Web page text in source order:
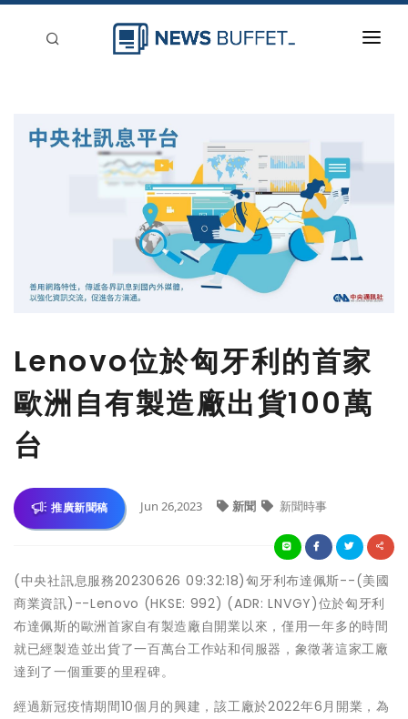
Lenovo位於匈牙利的首家
歐洲自有製造廠出貨100萬
台
推廣新聞稿 Jun 26,2023 新聞 新聞時事
(中央社訊息服務20230626 09:32:18)匈牙利布達佩斯--(美國
商業資訊)--Lenovo (HKSE: 992) (ADR: LNVGY)位於匈牙利
布達佩斯的歐洲首家自有製造廠自開業以來，僅用一年多的時間
就已經製造並出貨了一百萬台工作站和伺服器，象徵著這家工廠
達到了一個重要的里程碑。
經過新冠疫情期間10個月的興建，該工廠於2022年6月開業，為